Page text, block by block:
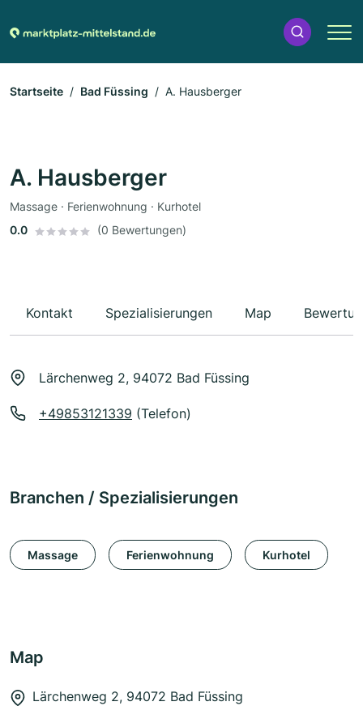
Startseite Bad Füssing A. Hausberger
A. Hausberger
Massage · Ferienwohnung · Kurhotel
0.0
(0 Bewertungen)
Kontakt Spezialisierungen Map
Lärchenweg 2, 94072 Bad Füssing
+49853121339 (Telefon)
Branchen / Spezialisierungen
Massage Ferienwohnung Kurhotel
Map
Lärchenweg 2, 94072 Bad Füssing